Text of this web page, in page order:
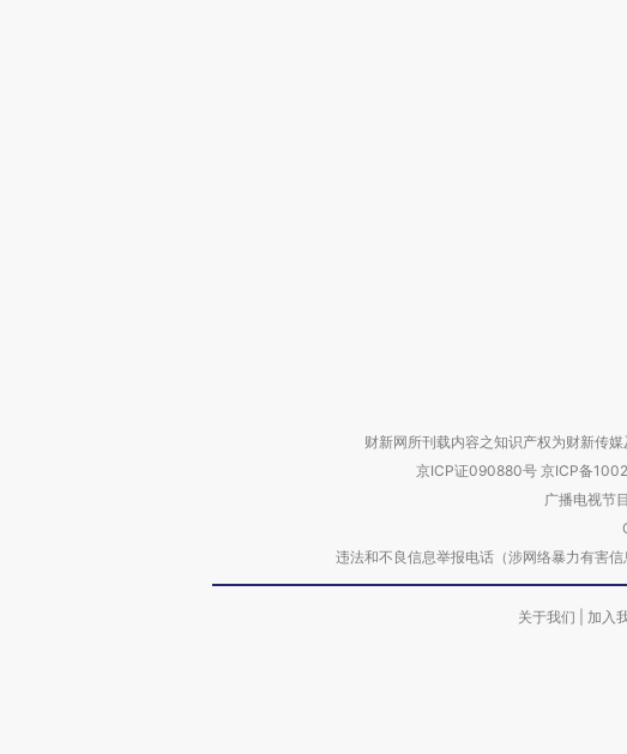
财新网所刊载内容之知识产权为财新传
京ICP证090880号 京ICP备
广播电视节
违法和不良信息举报电话（涉网络暴力有
关于我们 加入